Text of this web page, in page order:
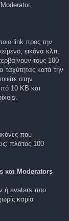
link προς την
εικόνα κλπ.
τους 100
ταχύτητας κατά την
στην
10 KB και
που
πλάτος 100
και Moderators
ή avatars που
καμία